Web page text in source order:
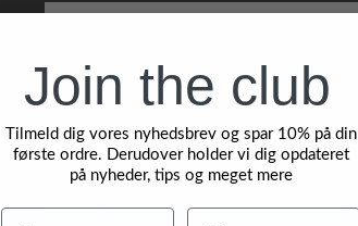
Join the club
Tilmeld dig vores nyhedsbrev og spar 10% på din
første ordre. Derudover holder vi dig opdateret
på nyheder, tips og meget mere
Navn Efternavn